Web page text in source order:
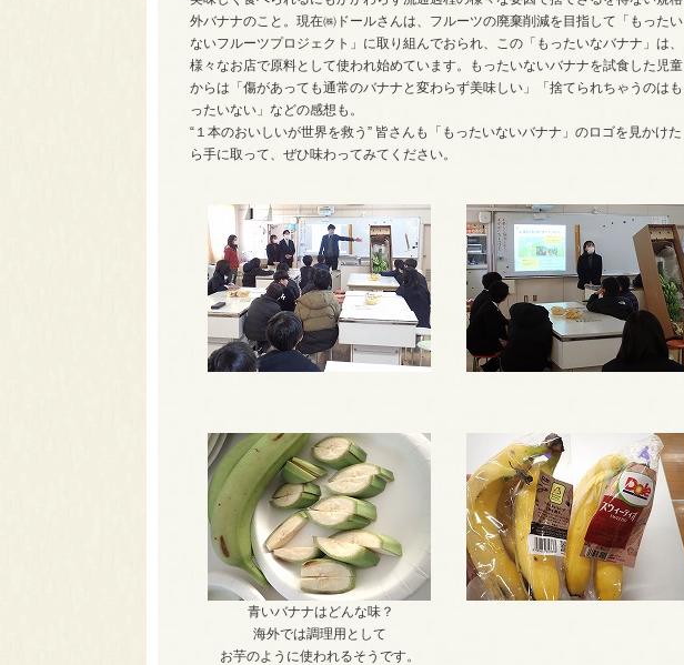
外バナナのこと。現在㈱ドールさんは、フルーツの廃棄削減を目指して「もったい
ないフルーツプロジェクト」に取り組んでおられ、この「もったいなバナナ」は、
様々なお店で原料として使われ始めています。もったいないバナナを試食した児童
からは「傷があっても通常のバナナと変わらず美味しい」「捨てられちゃうのはも
ったいない」などの感想も。
“１本のおいしいが世界を救う” 皆さんも「もったいないバナナ」のロゴを見かけた
ら手に取って、ぜひ味わってみてください。
青いバナナはどんな味？
海外では調理用として
お芋のように使われるそうです。